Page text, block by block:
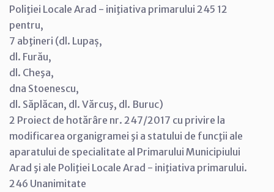
Poliţiei Locale Arad - iniţiativa primarului 245 12
pentru,
7 abţineri (dl. Lupaș,
dl. Furău,
dl. Cheşa,
dna Stoenescu,
dl. Săplăcan, dl. Vărcuş, dl. Buruc)
2 Proiect de hotărâre nr. 247/2017 cu privire la
modificarea organigramei şi a statului de funcţii ale
aparatului de specialitate al Primarului Municipiului
Arad şi ale Poliţiei Locale Arad - iniţiativa primarului.
246 Unanimitate